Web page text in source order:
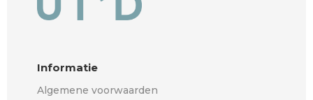
Informatie
Algemene voorwaarden